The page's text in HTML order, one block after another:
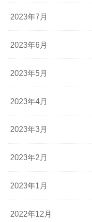
2023年7月
2023年6月
2023年5月
2023年4月
2023年3月
2023年2月
2023年1月
2022年12月